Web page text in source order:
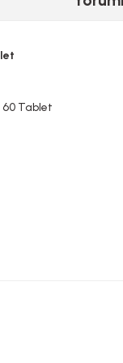
60 Tablet